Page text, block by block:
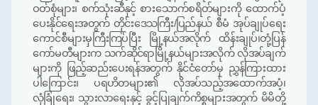
ဝတ်စုံများ၊ စက်သုံးဆီနှင့် စားသောက်စရိတ်များကို ထောက်ပံ့
ပေးနိုင်ရေးအတွက် တိုင်းဒေသကြီး/ပြည်နယ် စီမံ အုပ်ချုပ်ရေး
ကောင်စီများမှကြီးကြပ်ပြီး မြို့နယ်အလိုက် ထိန်းချုပ်၊တုံ့ပြန်
ကော်မတီများက သက်ဆိုင်ရာမြို့နယ်များအလိုက် လိုအပ်ချက်
များကို ဖြည့်ဆည်းပေးရန်အတွက် နိုင်ငံတော်မှ ညွှန်ကြားထား
ပါကြောင်း၊ပရဟိတများ၏ လိုအပ်သည်အထောက်အပံ့၊
လုံခြုံရေး၊ သွားလာရေးနှင့် ခွင့်ပြုချက်ကိစ္စများအတွက် မိမိတို့